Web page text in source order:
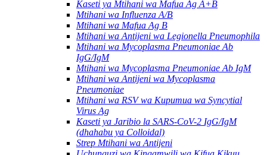
Kaseti ya Mtihani wa Mafua Ag A+B
Mtihani wa Influenza A/B
Mtihani wa Mafua Ag B
Mtihani wa Antijeni wa Legionella Pneumophila
Mtihani wa Mycoplasma Pneumoniae Ab
IgG/IgM
Mtihani wa Mycoplasma Pneumoniae Ab IgM
Mtihani wa Antijeni wa Mycoplasma
Pneumoniae
Mtihani wa RSV wa Kupumua wa Syncytial
Virus Ag
Kaseti ya Jaribio la SARS-CoV-2 IgG/IgM
(dhahabu ya Colloidal)
Strep Mtihani wa Antijeni